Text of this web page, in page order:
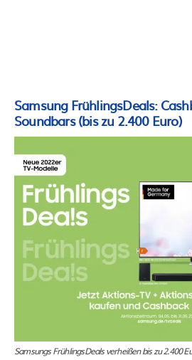
Samsung FrühlingsDeals:
Soundbars (bis zu 2.400 Euro)
Samsungs FrühlingsDeals verheißen bis zu 2.400